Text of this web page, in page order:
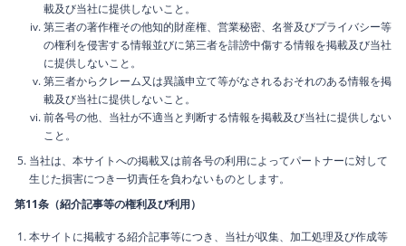
載及び当社に提供しないこと。
第三者の著作権その他知的財産権、営業秘密、名誉及びプライバシー等
の権利を侵害する情報並びに第三者を誹謗中傷する情報を掲載及び当社
に提供しないこと。
第三者からクレーム又は異議申立て等がなされるおそれのある情報を掲
載及び当社に提供しないこと。
前各号の他、当社が不適当と判断する情報を掲載及び当社に提供しない
こと。
当社は、本サイトへの掲載又は前各号の利用によってパートナーに対して
生じた損害につき一切責任を負わないものとします。
第11条（紹介記事等の権利及び利用）
本サイトに掲載する紹介記事等につき、当社が収集、加工処理及び作成等